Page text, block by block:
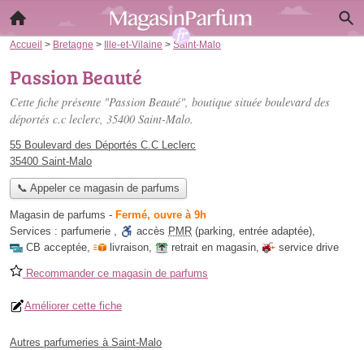
Accueil > Bretagne > Ille-et-Vilaine > Saint-Malo
Passion Beauté
Cette fiche présente "Passion Beauté", boutique située boulevard des
déportés c.c leclerc, 35400 Saint-Malo.
55 Boulevard des Déportés C.C Leclerc
35400 Saint-Malo
📞 Appeler ce magasin de parfums
Magasin de parfums - Fermé, ouvre à 9h
Services : parfumerie , accès PMR (parking, entrée adaptée),
CB acceptée, livraison, retrait en magasin, service drive
Recommander ce magasin de parfums
Améliorer cette fiche
Autres parfumeries à Saint-Malo